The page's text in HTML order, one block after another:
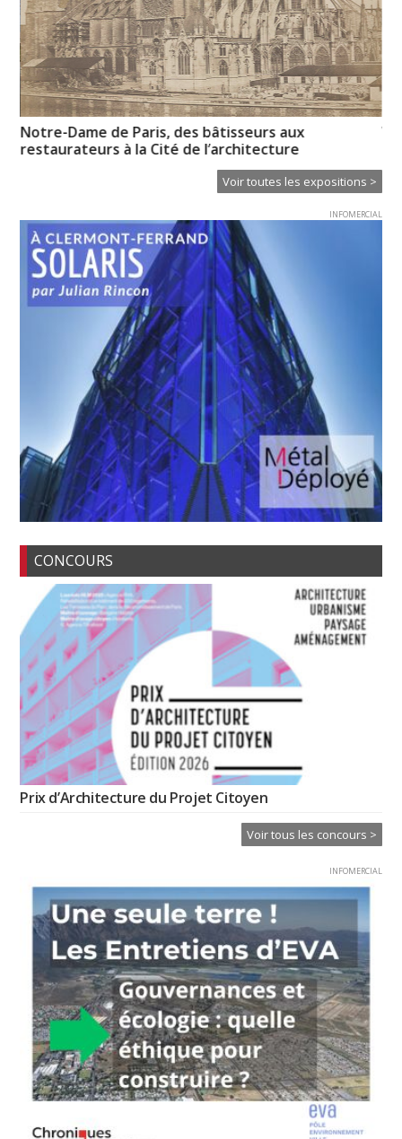
Notre-Dame de Paris, des bâtisseurs aux
restaurateurs à la Cité de l’architecture
Voir toutes les expositions >
INFOMERCIAL
CONCOURS
Prix d’Architecture du Projet Citoyen
Voir tous les concours >
INFOMERCIAL